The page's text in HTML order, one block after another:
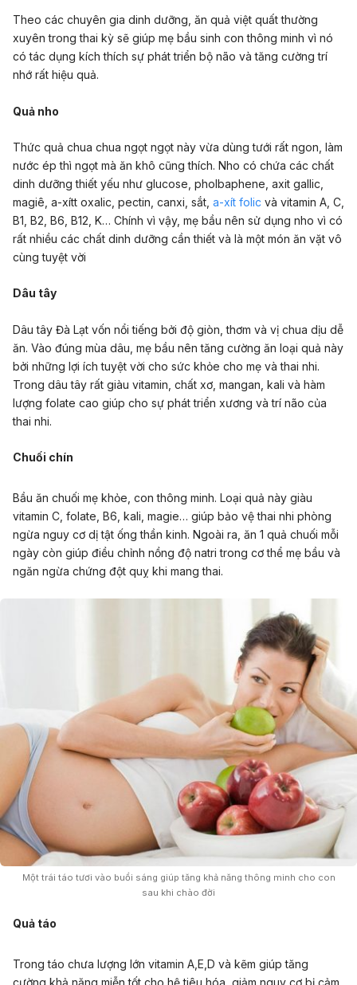
Theo các chuyên gia dinh dưỡng, ăn quả việt quất thường
xuyên trong thai kỳ sẽ giúp mẹ bầu sinh con thông minh vì nó
có tác dụng kích thích sự phát triển bộ não và tăng cường trí
nhớ rất hiệu quả.
Quả nho
Thức quả chua chua ngọt ngọt này vừa dùng tưới rất ngon, làm
nước ép thì ngọt mà ăn khô cũng thích. Nho có chứa các chất
dinh dưỡng thiết yếu như glucose, pholbaphene, axit gallic,
magiê, a-xítt oxalic, pectin, canxi, sắt, a-xít folic và vitamin A, C,
B1, B2, B6, B12, K… Chính vì vậy, mẹ bầu nên sử dụng nho vì có
rất nhiều các chất dinh dưỡng cần thiết và là một món ăn vặt vô
cùng tuyệt vời
Dâu tây
Dâu tây Đà Lạt vốn nổi tiếng bởi độ giòn, thơm và vị chua dịu dễ
ăn. Vào đúng mùa dâu, mẹ bầu nên tăng cường ăn loại quả này
bởi những lợi ích tuyệt vời cho sức khỏe cho mẹ và thai nhi.
Trong dâu tây rất giàu vitamin, chất xơ, mangan, kali và hàm
lượng folate cao giúp cho sự phát triển xương và trí não của
thai nhi.
Chuối chín
Bầu ăn chuối mẹ khỏe, con thông minh. Loại quả này giàu
vitamin C, folate, B6, kali, magie… giúp bảo vệ thai nhi phòng
ngừa nguy cơ dị tật ống thần kinh. Ngoài ra, ăn 1 quả chuối mỗi
ngày còn giúp điều chỉnh nồng độ natri trong cơ thể mẹ bầu và
ngăn ngừa chứng đột quỵ khi mang thai.
Một trái táo tươi vào buổi sáng giúp tăng khả năng thông minh cho con
sau khi chào đời
Quả táo
Trong táo chưa lượng lớn vitamin A,E,D và kẽm giúp tăng
cường khả năng miễn tốt cho hệ tiêu hóa, giảm nguy cơ bị cảm